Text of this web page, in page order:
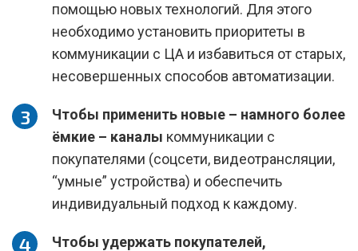
помощью новых технологий. Для этого
необходимо установить приоритеты в
коммуникации с ЦА и избавиться от старых,
несовершенных способов автоматизации.
Чтобы применить новые – намного более
ёмкие – каналы коммуникации с
покупателями (соцсети, видеотрансляции,
“умные” устройства) и обеспечить
индивидуальный подход к каждому.
Чтобы удержать покупателей,